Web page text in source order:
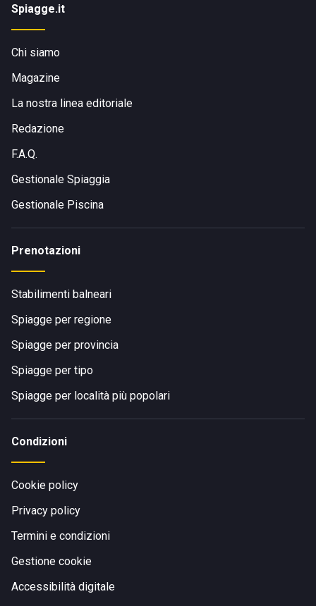
Spiagge.it
Chi siamo
Magazine
La nostra linea editoriale
Redazione
F.A.Q.
Gestionale Spiaggia
Gestionale Piscina
Prenotazioni
Stabilimenti balneari
Spiagge per regione
Spiagge per provincia
Spiagge per tipo
Spiagge per località più popolari
Condizioni
Cookie policy
Privacy policy
Termini e condizioni
Gestione cookie
Accessibilità digitale